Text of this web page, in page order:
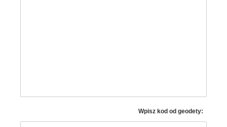
Wpisz kod od geodety: